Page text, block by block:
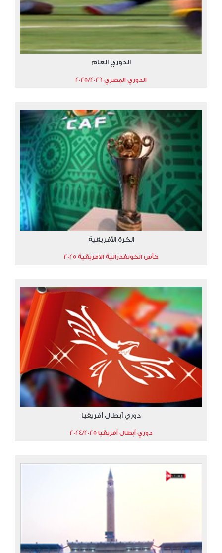
الدوري العام
الدوري المصري 2025/2026
الكرة الأفريقية
كأس الكونفدرالية الافريقية 2025
دوري أبطال أفريقيا
دوري أبطال أفريقيا 2024/2025